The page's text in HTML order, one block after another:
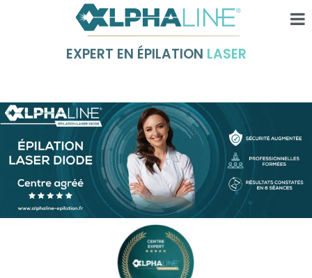
EXPERT EN ÉPILATION LASER